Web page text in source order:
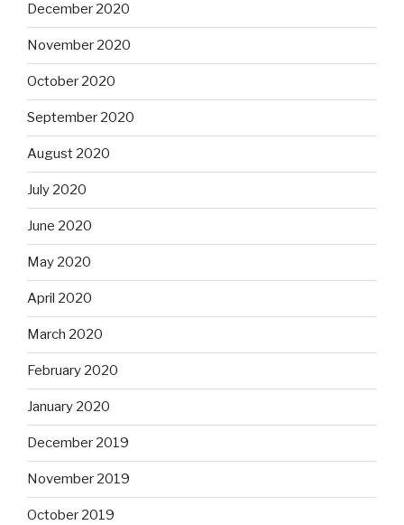
December 2020
November 2020
October 2020
September 2020
August 2020
July 2020
June 2020
May 2020
April 2020
March 2020
February 2020
January 2020
December 2019
November 2019
October 2019